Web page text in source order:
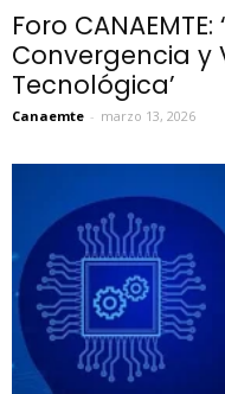
Foro
Convergencia y
Tecnológica’
Canaemte - marzo 13, 2026